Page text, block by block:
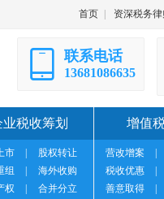
首页 资深税务
联系电话
13681086635
业税收筹划
市
股权转让
组
海外收购
权
合并分立
增值
营改增案
税收优惠
善意取得